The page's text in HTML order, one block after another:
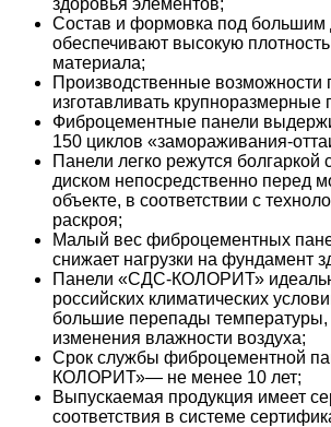
Состав и формовка под большим
обеспечивают высокую
материала;
Производственные возможности
изготавливать крупноразмерные
Фиброцементные панели
150 циклов «замораживания-
Панели легко режутся болгаркой
диском непосредственно перед
объекте, в соответствии с
раскроя;
Малый вес фиброцементных
снижает нагрузки на фундамент
Панели «СДС-КОЛОРИТ»
российских климатических
большие перепады
изменения влажности воздуха;
Срок службы фиброцементной
КОЛОРИТ»— не менее 10 лет;
Выпускаемая продукция имеет
соответствия в системе